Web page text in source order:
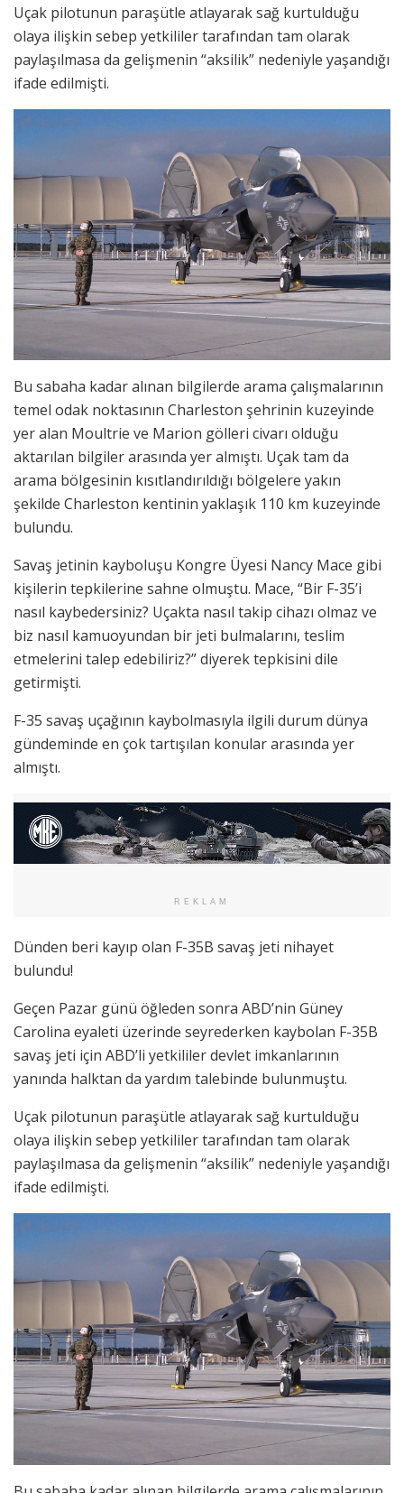
Uçak pilotunun paraşütle atlayarak sağ kurtulduğu
olaya ilişkin sebep yetkililer tarafından tam olarak
paylaşılmasa da gelişmenin “aksilik” nedeniyle yaşandığı
ifade edilmişti.
Bu sabaha kadar alınan bilgilerde arama çalışmalarının
temel odak noktasının Charleston şehrinin kuzeyinde
yer alan Moultrie ve Marion gölleri civarı olduğu
aktarılan bilgiler arasında yer almıştı. Uçak tam da
arama bölgesinin kısıtlandırıldığı bölgelere yakın
şekilde Charleston kentinin yaklaşık 110 km kuzeyinde
bulundu.
Savaş jetinin kayboluşu Kongre Üyesi Nancy Mace gibi
kişilerin tepkilerine sahne olmuştu. Mace, “Bir F-35’i
nasıl kaybedersiniz? Uçakta nasıl takip cihazı olmaz ve
biz nasıl kamuoyundan bir jeti bulmalarını, teslim
etmelerini talep edebiliriz?” diyerek tepkisini dile
getirmişti.
F-35 savaş uçağının kaybolmasıyla ilgili durum dünya
gündeminde en çok tartışılan konular arasında yer
almıştı.
REKLAM
Dünden beri kayıp olan F-35B savaş jeti nihayet
bulundu!
Geçen Pazar günü öğleden sonra ABD’nin Güney
Carolina eyaleti üzerinde seyrederken kaybolan F-35B
savaş jeti için ABD’li yetkililer devlet imkanlarının
yanında halktan da yardım talebinde bulunmuştu.
Uçak pilotunun paraşütle atlayarak sağ kurtulduğu
olaya ilişkin sebep yetkililer tarafından tam olarak
paylaşılmasa da gelişmenin “aksilik” nedeniyle yaşandığı
ifade edilmişti.